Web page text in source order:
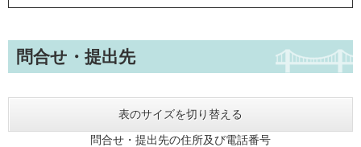
問合せ・提出先
表のサイズを切り替える
問合せ・提出先の住所及び電話番号